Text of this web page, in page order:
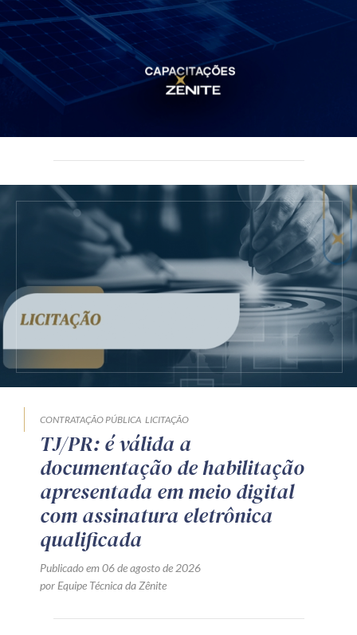
CONTRATAÇÃO PÚBLICA LICITAÇÃO
TJ/PR: é válida a
documentação de habilitação
apresentada em meio digital
com assinatura eletrônica
qualificada
Publicado em 06 de agosto de 2026
por Equipe Técnica da Zênite